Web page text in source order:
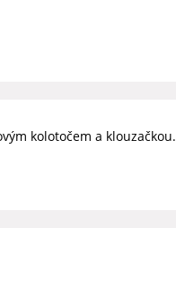
kolotočem a klouzačkou.